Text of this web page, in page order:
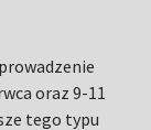
oraz 9-11
tego typu